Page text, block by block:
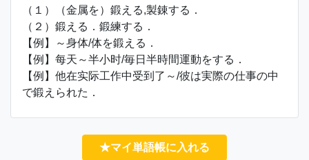
（１）（金属を）鍛える,製錬する．
（２）鍛える．鍛練する．
【例】～身体/体を鍛える．
【例】每天～半小时/毎日半時間運動をする．
【例】他在实际工作中受到了～/彼は実際の仕事の中
で鍛えられた．
★マイ単語帳に入れる